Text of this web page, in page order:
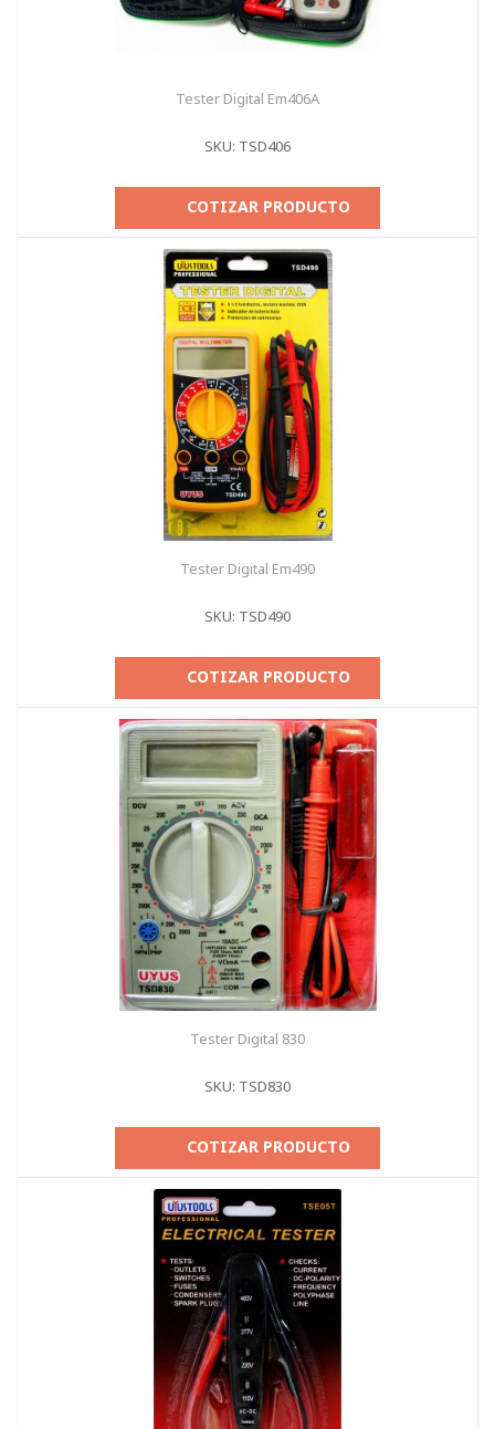
Tester Digital Em406A
SKU: TSD406
COTIZAR PRODUCTO
Tester Digital Em490
SKU: TSD490
COTIZAR PRODUCTO
Tester Digital 830
SKU: TSD830
COTIZAR PRODUCTO